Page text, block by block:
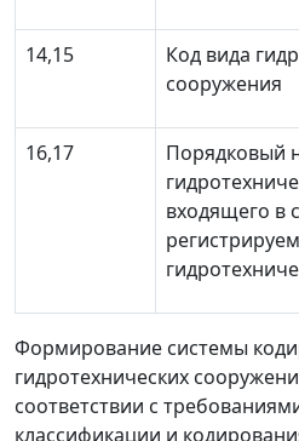
14,15
Код вида
сооружения
16,17
Порядковый
входящего в
Формирование системы
гидротехнических
соответствии с
классификации и